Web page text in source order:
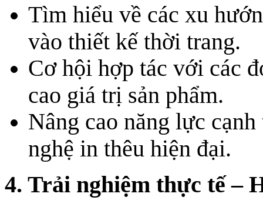
Tìm hiểu về các xu
vào thiết kế thời trang.
Cơ hội hợp tác với các
cao giá trị sản phẩm.
Nâng cao năng lực
nghệ in thêu hiện đại.
4. Trải nghiệm thực tế –